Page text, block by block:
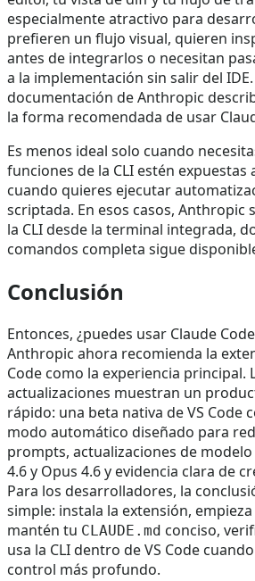
especialmente atractivo para
prefieren un flujo visual, quieren
antes de integrarlos o necesitan
a la implementación sin salir del
documentación de Anthropic
la forma recomendada de usar
Es menos ideal solo cuando
funciones de la CLI estén expuestas
cuando quieres ejecutar
scriptada. En esos casos, Anthropic
la CLI desde la terminal integrada,
comandos completa sigue
Conclusión
Entonces, ¿puedes usar Claude
Anthropic ahora recomienda la
Code como la experiencia principal.
actualizaciones muestran un
rápido: una beta nativa de VS Code
modo automático diseñado para
prompts, actualizaciones de
4.6 y Opus 4.6 y evidencia clara de
Para los desarrolladores, la
simple: instala la extensión,
mantén tu CLAUDE.md conciso,
usa la CLI dentro de VS Code
control más profundo.